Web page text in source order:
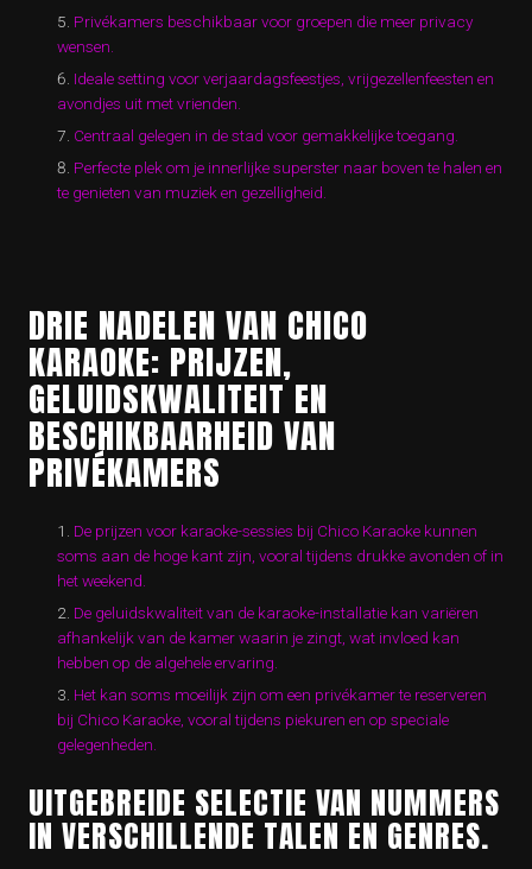
Privékamers beschikbaar voor groepen die meer privacy
wensen.
Ideale setting voor verjaardagsfeestjes, vrijgezellenfeesten en
avondjes uit met vrienden.
Centraal gelegen in de stad voor gemakkelijke toegang.
Perfecte plek om je innerlijke superster naar boven te halen en
te genieten van muziek en gezelligheid.
DRIE NADELEN VAN CHICO
KARAOKE: PRIJZEN,
GELUIDSKWALITEIT EN
BESCHIKBAARHEID VAN
PRIVÉKAMERS
De prijzen voor karaoke-sessies bij Chico Karaoke kunnen
soms aan de hoge kant zijn, vooral tijdens drukke avonden of in
het weekend.
De geluidskwaliteit van de karaoke-installatie kan variëren
afhankelijk van de kamer waarin je zingt, wat invloed kan
hebben op de algehele ervaring.
Het kan soms moeilijk zijn om een privékamer te reserveren
bij Chico Karaoke, vooral tijdens piekuren en op speciale
gelegenheden.
UITGEBREIDE SELECTIE VAN NUMMERS
IN VERSCHILLENDE TALEN EN GENRES.